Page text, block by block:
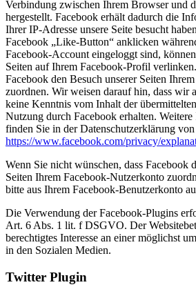
Verbindung zwischen Ihrem Browser und
hergestellt. Facebook erhält dadurch die
Ihrer IP-Adresse unsere Seite besucht
Facebook „Like-Button“ anklicken
Facebook-Account eingeloggt sind,
Seiten auf Ihrem Facebook-Profil
Facebook den Besuch unserer Seiten
zuordnen. Wir weisen darauf hin, dass wir
keine Kenntnis vom Inhalt der
Nutzung durch Facebook erhalten.
finden Sie in der Datenschutzerklärung
https://www.facebook.com/privacy/
Wenn Sie nicht wünschen, dass Facebook
Seiten Ihrem Facebook-Nutzerkonto
bitte aus Ihrem Facebook-Benutzerkonto
Die Verwendung der Facebook-Plugins
Art. 6 Abs. 1 lit. f DSGVO. Der
berechtigtes Interesse an einer möglichst
in den Sozialen Medien.
Twitter Plugin